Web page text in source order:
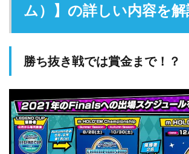
ム）】の詳しい内容を解
勝ち抜き戦では賞金まで！？